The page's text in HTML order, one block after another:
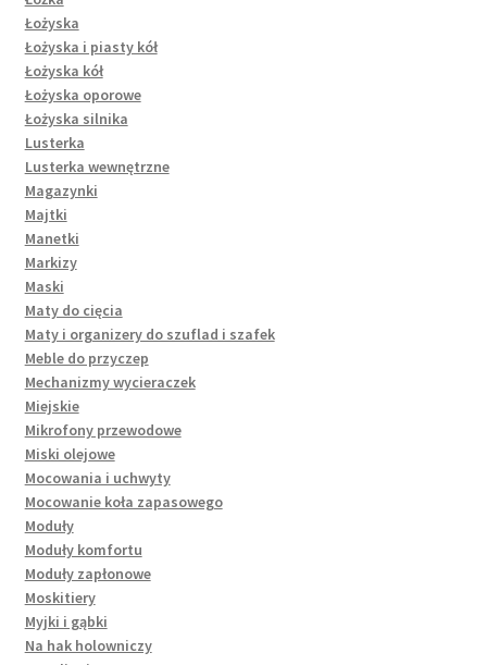
Łożyska
Łożyska i piasty kół
Łożyska kół
Łożyska oporowe
Łożyska silnika
Lusterka
Lusterka wewnętrzne
Magazynki
Majtki
Manetki
Markizy
Maski
Maty do cięcia
Maty i organizery do szuflad i szafek
Meble do przyczep
Mechanizmy wycieraczek
Miejskie
Mikrofony przewodowe
Miski olejowe
Mocowania i uchwyty
Mocowanie koła zapasowego
Moduły
Moduły komfortu
Moduły zapłonowe
Moskitiery
Myjki i gąbki
Na hak holowniczy